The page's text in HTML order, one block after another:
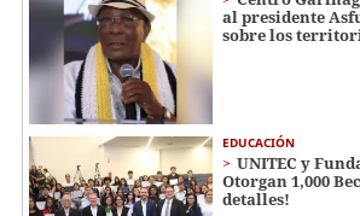
al presidente
sobre los
EDUCACIÓN
UNITEC y
Otorgan 1,000
detalles!